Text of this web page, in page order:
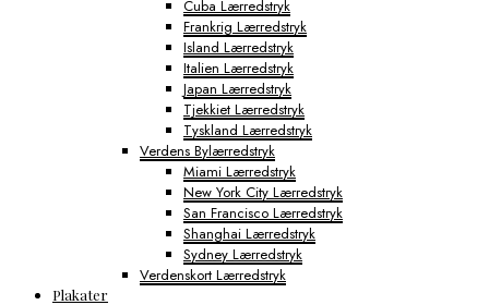
Cuba Lærredstryk
Frankrig Lærredstryk
Island Lærredstryk
Italien Lærredstryk
Japan Lærredstryk
Tjekkiet Lærredstryk
Tyskland Lærredstryk
Verdens Bylærredstryk
Miami Lærredstryk
New York City Lærredstryk
San Francisco Lærredstryk
Shanghai Lærredstryk
Sydney Lærredstryk
Verdenskort Lærredstryk
Plakater